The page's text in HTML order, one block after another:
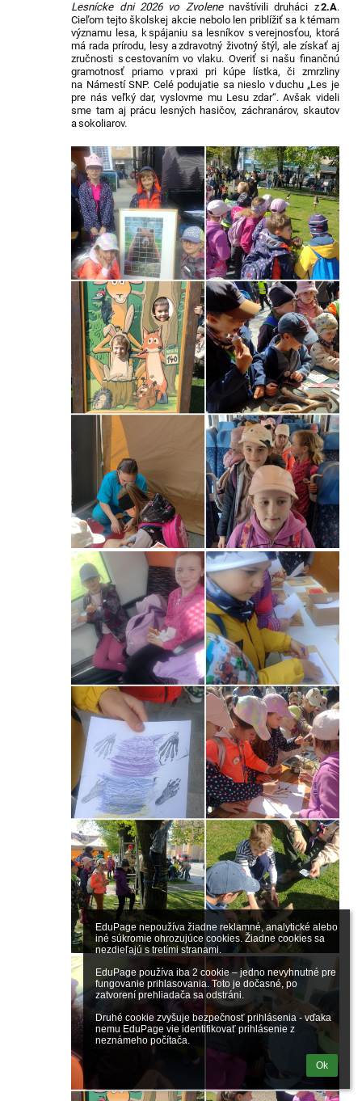
EduPage nepoužíva žiadne reklamné, analytické alebo
iné súkromie ohrozujúce cookies. Žiadne cookies sa
nezdieľajú s tretími stranami.
EduPage používa iba 2 cookie – jedno nevyhnutné pre
fungovanie prihlasovania. Toto je dočasné, po
zatvorení prehliadača sa odstráni.
Druhé cookie zvyšuje bezpečnosť prihlásenia - vďaka
nemu EduPage vie identifikovať prihlásenie z
neznámeho počítača.
Ok
Lesnícke dni 2026 vo Zvolene navštívili druháci z2.A.
Cieľom tejto školskej akcie nebolo len priblížiť sa k témam
významu lesa, k spájaniu sa lesníkov s verejnosťou, ktorá
má rada prírodu, lesy a zdravotný životný štýl, ale získať aj
zručnosti s cestovaním vo vlaku. Overiť si našu finančnú
gramotnosť priamo v praxi pri kúpe lístka, či zmrzliny
na Námestí SNP. Celé podujatie sa nieslo v duchu „Les je
pre nás veľký dar, vyslovme mu Lesu zdar“. Avšak videli
sme tam aj prácu lesných hasičov, záchranárov, skautov
asokoliarov.